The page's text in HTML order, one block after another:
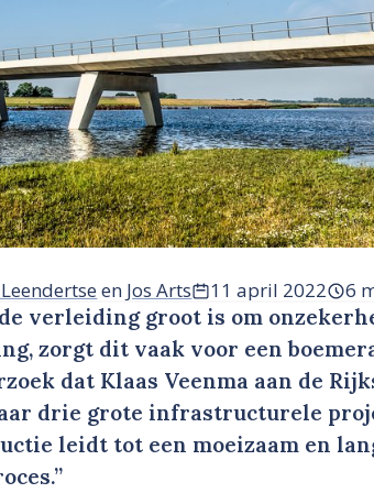
en Jos Arts 11 april 2022 6
verleiding groot is om
zorgt dit vaak voor een
dat Klaas Veenma aan de
drie grote infrastructurele
leidt tot een moeizaam en